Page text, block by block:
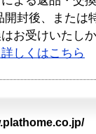
開封後、または
お受けいたし
しくはこちら